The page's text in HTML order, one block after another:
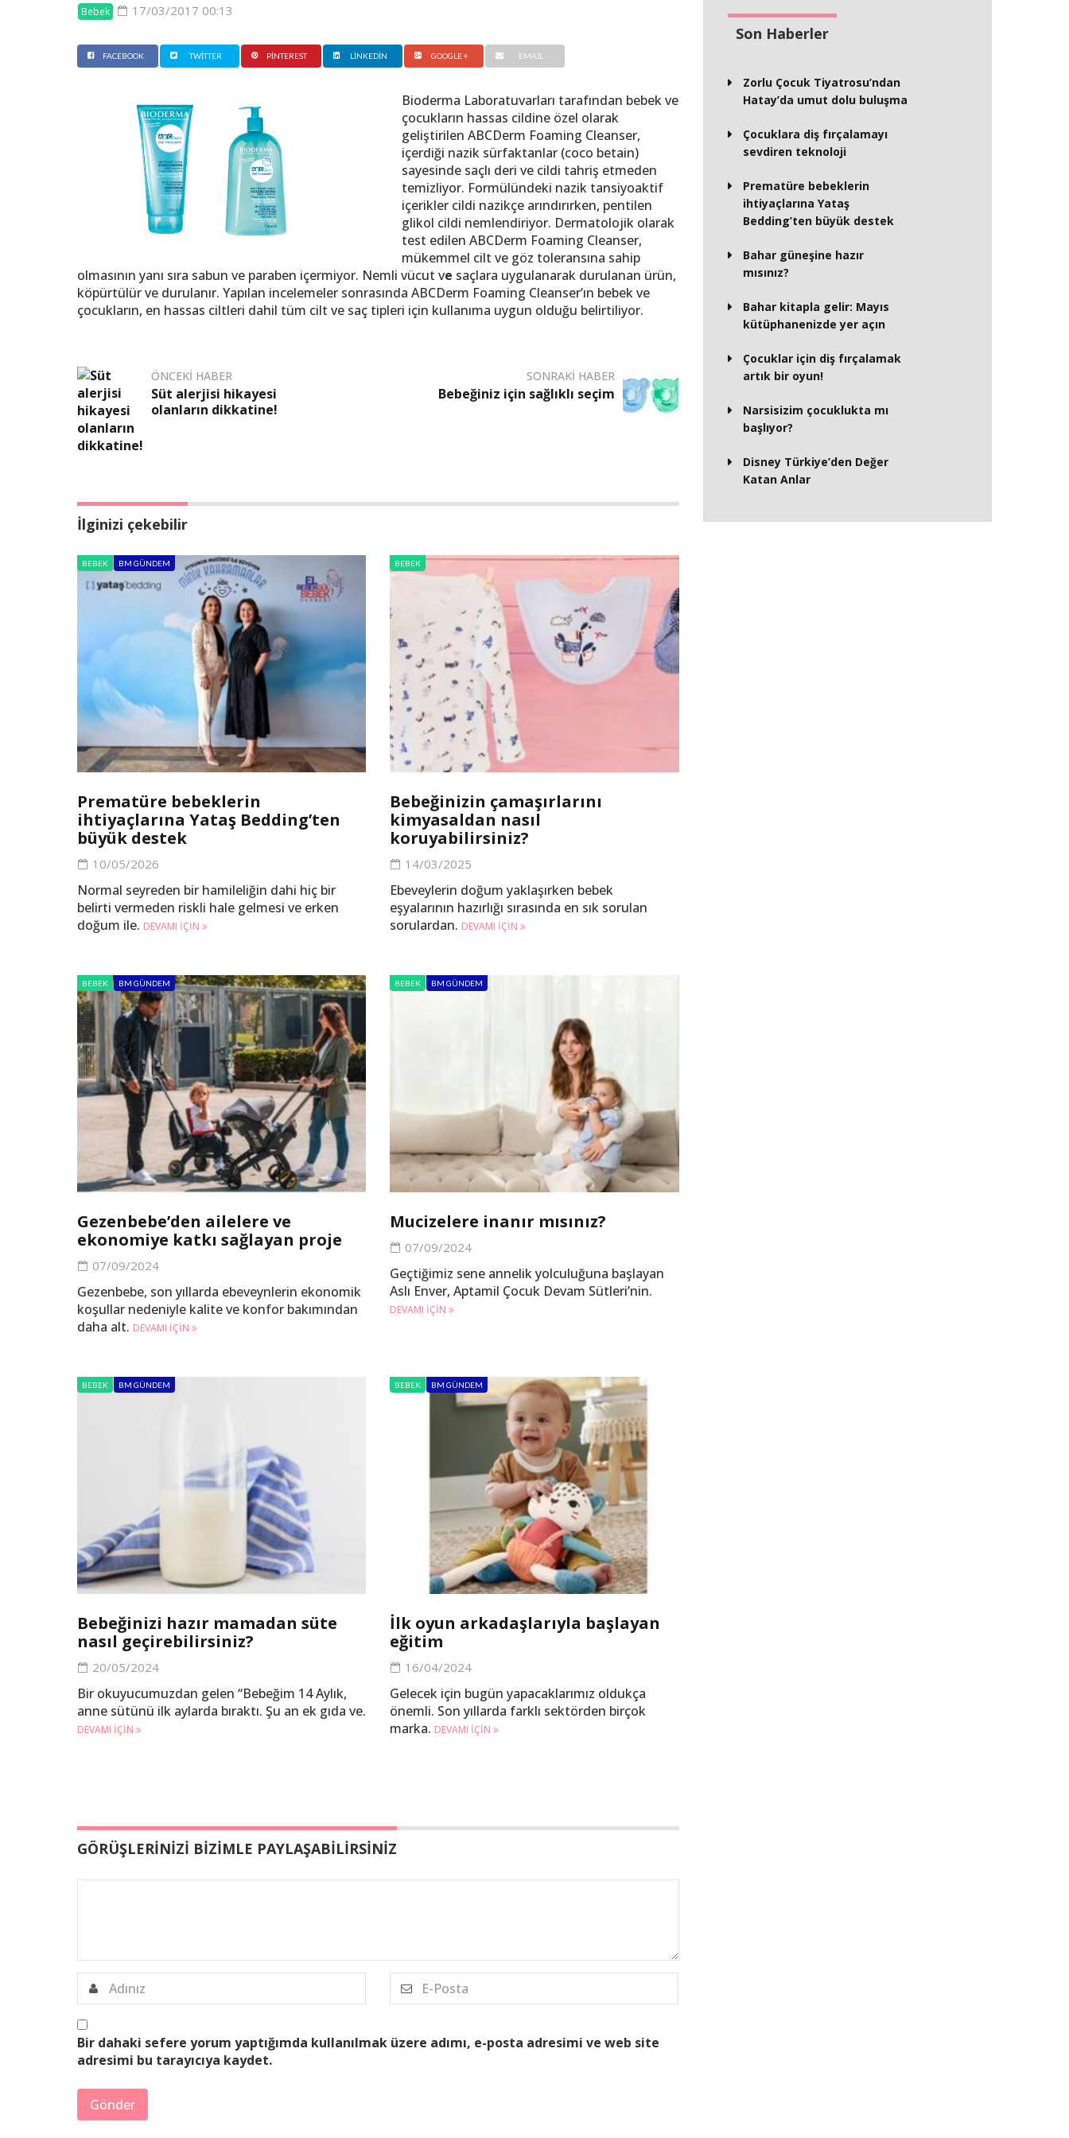
Bebek 17/03/2017 00:13
FACEBOOK TWITTER PINTEREST LINKEDIN GOOGLE + EMAIL
Bioderma Laboratuvarları tarafından bebek ve
çocukların hassas cildine özel olarak
geliştirilen ABCDerm Foaming Cleanser,
içerdiği nazik sürfaktanlar (coco betain)
sayesinde saçlı deri ve cildi tahriş etmeden
temizliyor. Formülündeki nazik tansiyoaktif
içerikler cildi nazikçe arındırırken, pentilen
glikol cildi nemlendiriyor. Dermatolojik olarak
test edilen ABCDerm Foaming Cleanser,
mükemmel cilt ve göz toleransına sahip
olmasının yanı sıra sabun ve paraben içermiyor. Nemli vücut ve saçlara uygulanarak durulanan ürün,
köpürtülür ve durulanır. Yapılan incelemeler sonrasında ABCDerm Foaming Cleanser’ın bebek ve
çocukların, en hassas ciltleri dahil tüm cilt ve saç tipleri için kullanıma uygun olduğu belirtiliyor.
ÖNCEKI HABER
Süt alerjisi hikayesi
olanların dikkatine!
SONRAKI HABER
Bebeğiniz için sağlıklı seçim
İlginizi çekebilir
BEBEK BM GÜNDEM
Prematüre bebeklerin
ihtiyaçlarına Yataş Bedding’ten
büyük destek
10/05/2026
Normal seyreden bir hamileliğin dahi hiç bir
belirti vermeden riskli hale gelmesi ve erken
doğum ile. DEVAMI IÇIN
BEBEK
Bebeğinizin çamaşırlarını
kimyasaldan nasıl
koruyabilirsiniz?
14/03/2025
Ebeveylerin doğum yaklaşırken bebek
eşyalarının hazırlığı sırasında en sık sorulan
sorulardan. DEVAMI IÇIN
BEBEK BM GÜNDEM
Gezenbebe’den ailelere ve
ekonomiye katkı sağlayan proje
07/09/2024
Gezenbebe, son yıllarda ebeveynlerin ekonomik
koşullar nedeniyle kalite ve konfor bakımından
daha alt. DEVAMI IÇIN
BEBEK BM GÜNDEM
Mucizelere inanır mısınız?
07/09/2024
Geçtiğimiz sene annelik yolculuğuna başlayan
Aslı Enver, Aptamil Çocuk Devam Sütleri’nin.
DEVAMI IÇIN
BEBEK BM GÜNDEM
Bebeğinizi hazır mamadan süte
nasıl geçirebilirsiniz?
20/05/2024
Bir okuyucumuzdan gelen “Bebeğim 14 Aylık,
anne sütünü ilk aylarda bıraktı. Şu an ek gıda ve.
DEVAMI IÇIN
BEBEK BM GÜNDEM
İlk oyun arkadaşlarıyla başlayan
eğitim
16/04/2024
Gelecek için bugün yapacaklarımız oldukça
önemli. Son yıllarda farklı sektörden birçok
marka. DEVAMI IÇIN
GÖRÜŞLERİNİZİ BİZİMLE PAYLAŞABİLİRSİNİZ
Bir dahaki sefere yorum yaptığımda kullanılmak üzere adımı, e-posta adresimi ve web site
adresimi bu tarayıcıya kaydet.
Son Haberler
Zorlu Çocuk Tiyatrosu’ndan
Hatay’da umut dolu buluşma
Çocuklara diş fırçalamayı
sevdiren teknoloji
Prematüre bebeklerin
ihtiyaçlarına Yataş
Bedding’ten büyük destek
Bahar güneşine hazır
mısınız?
Bahar kitapla gelir: Mayıs
kütüphanenizde yer açın
Çocuklar için diş fırçalamak
artık bir oyun!
Narsisizim çocuklukta mı
başlıyor?
Disney Türkiye’den Değer
Katan Anlar